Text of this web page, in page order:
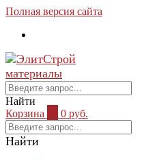
Полная версия сайта
Найти
Корзина
0 руб.
Найти